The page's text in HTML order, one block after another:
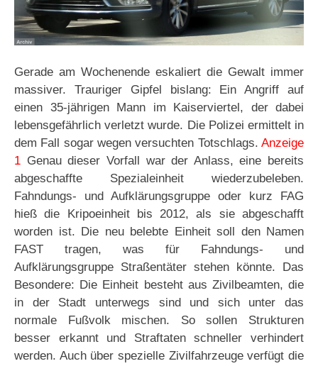
Gerade am Wochenende eskaliert die Gewalt immer
massiver. Trauriger Gipfel bislang: Ein Angriff auf
einen 35-jährigen Mann im Kaiserviertel, der dabei
lebensgefährlich verletzt wurde. Die Polizei ermittelt in
dem Fall sogar wegen versuchten Totschlags. Anzeige
1 Genau dieser Vorfall war der Anlass, eine bereits
abgeschaffte Spezialeinheit wiederzubeleben.
Fahndungs- und Aufklärungsgruppe oder kurz FAG
hieß die Kripoeinheit bis 2012, als sie abgeschafft
worden ist. Die neu belebte Einheit soll den Namen
FAST tragen, was für Fahndungs- und
Aufklärungsgruppe Straßentäter stehen könnte. Das
Besondere: Die Einheit besteht aus Zivilbeamten, die
in der Stadt unterwegs sind und sich unter das
normale Fußvolk mischen. So sollen Strukturen
besser erkannt und Straftaten schneller verhindert
werden. Auch über spezielle Zivilfahrzeuge verfügt die